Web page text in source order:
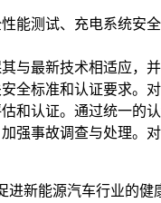
能测试、充电系统安
与最新技术相适应，
标准和认证要求。
认证。通过统一的
强事故调查与处理。
新能源汽车行业的